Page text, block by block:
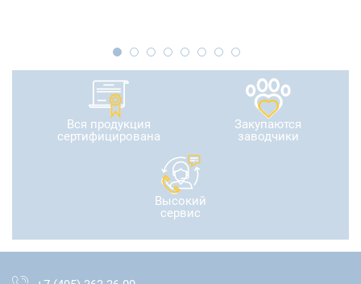
Вся продукция
сертифицирована
Закупаются
заводчики
Высокий
сервис